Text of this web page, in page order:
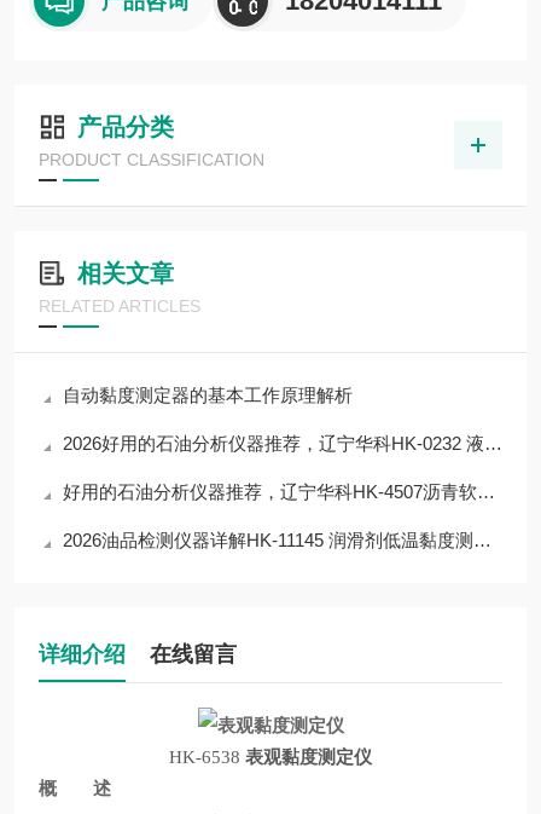
产品分类
PRODUCT CLASSIFICATION
相关文章
RELATED ARTICLES
自动黏度测定器的基本工作原理解析
2026好用的石油分析仪器推荐，辽宁华科HK-0232 液化石油气铜片腐蚀测定器
好用的石油分析仪器推荐，辽宁华科HK-4507沥青软化点测定器
2026油品检测仪器详解HK-11145 润滑剂低温黏度测定器：核心参数+性能优势
详细介绍 在线留言
HK-6538 表观黏度测定仪
概 述